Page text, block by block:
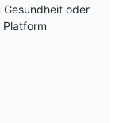
oder